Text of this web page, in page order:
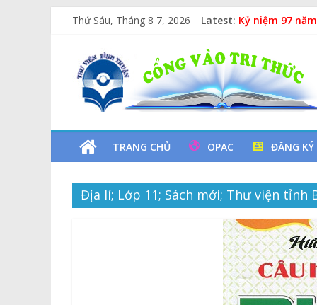
Thứ Sáu, Tháng 8 7, 2026 Latest: Kỷ niệm 97
Các yếu tố
Vịt Con Cẩu Thả
Lan tỏa văn
Thư
Viện
Tỉnh
Bình
Thuận
TRANG CHỦ OPAC ĐĂNG
Địa lí; Lớp 11; Sách mới; Thư viện tỉnh